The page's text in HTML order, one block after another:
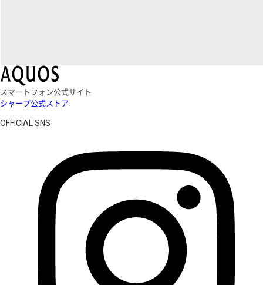
スマートフォン公式サイト
シャープ公式ストア
OFFICIAL SNS